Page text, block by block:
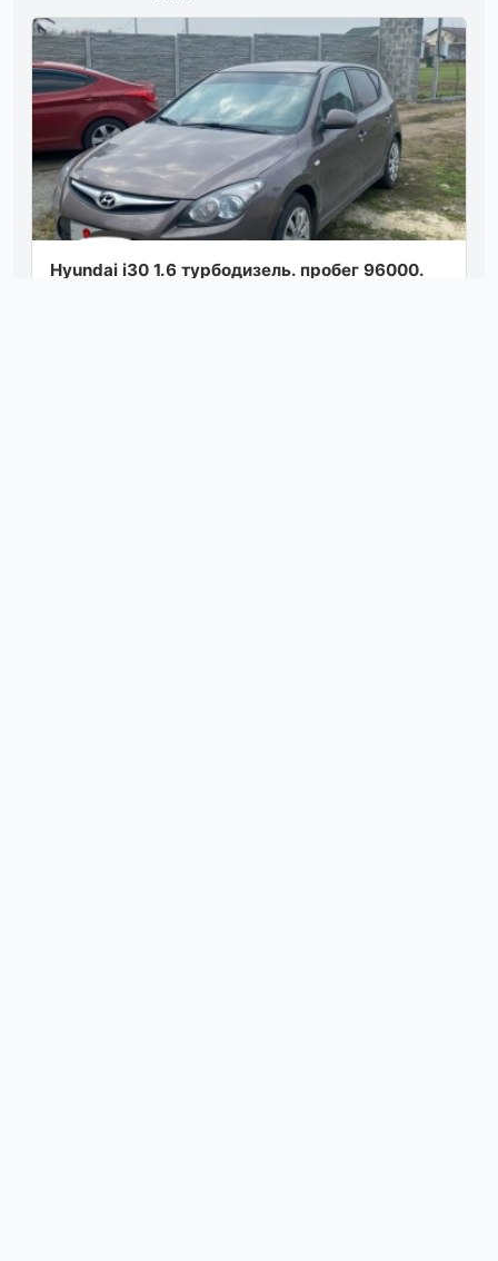
Hyundai i30 1.6 турбодизель. пробег 96000.